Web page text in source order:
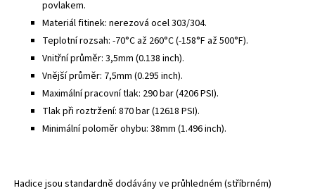
povlakem.
Materiál fitinek: nerezová ocel 303/304.
Teplotní rozsah: -70°C až 260°C (-158°F až 500°F).
Vnitřní průměr: 3,5mm (0.138 inch).
Vnější průměr: 7,5mm (0.295 inch).
Maximální pracovní tlak: 290 bar (4206 PSI).
Tlak při roztržení: 870 bar (12618 PSI).
Minimální poloměr ohybu: 38mm (1.496 inch).
Hadice jsou standardně dodávány ve průhledném (stříbrném)